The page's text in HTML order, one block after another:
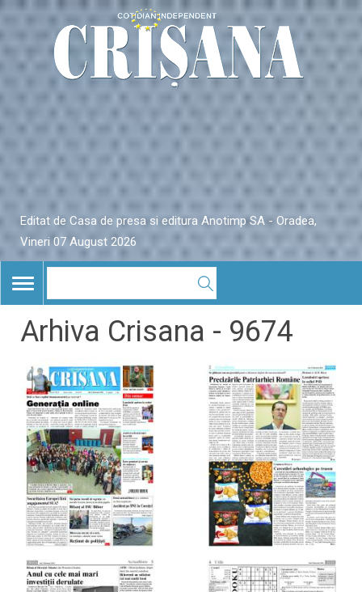
Editat de Casa de presa si editura Anotimp SA - Oradea,
Vineri 07 August 2026
TOGGLE
NAVIGATION
Arhiva Crisana - 9674